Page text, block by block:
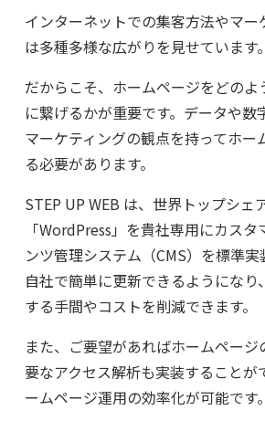
インターネットでの集客方法やマー
は多種多様な広がりを見せています。
だからこそ、ホームページをどの
に繋げるかが重要です。データや数
マーケティングの観点を持ってホー
る必要があります。
STEP UP WEB は、世界トップシェ
「WordPress」を貴社専用にカス
ンツ管理システム（CMS）を標準
自社で簡単に更新できるようになり
する手間やコストを削減できます。
また、ご要望があればホームペー
要なアクセス解析も実装することが
ームページ運用の効率化が可能です。